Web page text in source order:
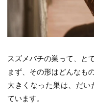
スズメバチの巣って、と
まず、その形はどんなも
大きくなった巣は、だ
ています。